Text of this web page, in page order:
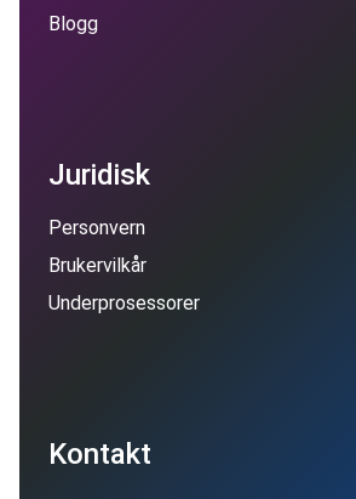
Blogg
Juridisk
Personvern
Brukervilkår
Underprosessorer
Kontakt